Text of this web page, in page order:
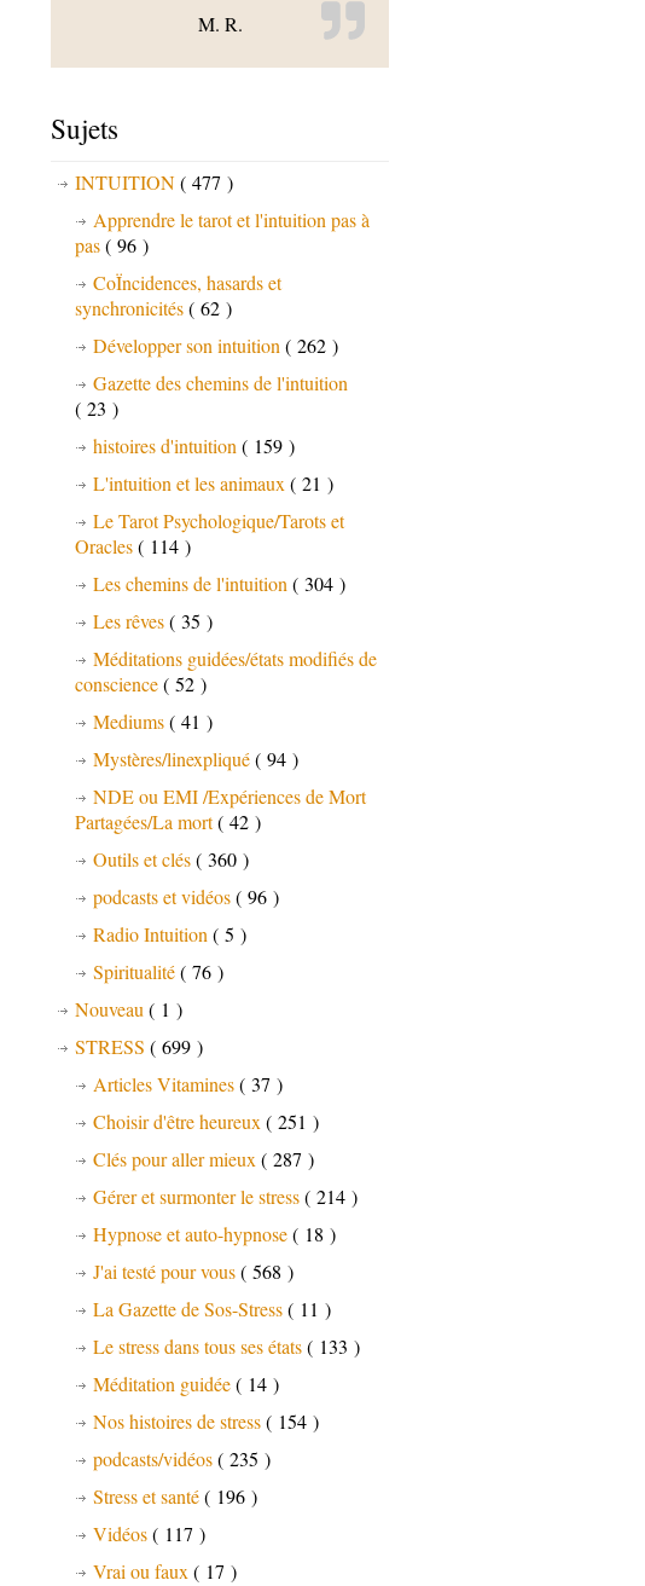
M. R.
Sujets
INTUITION( 477 )
Apprendre le tarot et l'intuition pas à
pas( 96 )
CoÏncidences, hasards et
synchronicités( 62 )
Développer son intuition ( 262 )
Gazette des chemins de l'intuition
( 23 )
histoires d'intuition ( 159 )
L'intuition et les animaux ( 21 )
Le Tarot Psychologique/Tarots et
Oracles( 114 )
Les chemins de l'intuition ( 304 )
Les rêves( 35 )
Méditations guidées/états modifiés de
conscience( 52 )
Mediums( 41 )
Mystères/linexpliqué( 94 )
NDE ou EMI /Expériences de Mort
Partagées/La mort( 42 )
Outils et clés( 360 )
podcasts et vidéos( 96 )
Radio Intuition ( 5 )
Spiritualité( 76 )
Nouveau ( 1 )
STRESS ( 699 )
Articles Vitamines( 37 )
Choisir d'être heureux ( 251 )
Clés pour aller mieux ( 287 )
Gérer et surmonter le stress( 214 )
Hypnose et auto-hypnose( 18 )
J'ai testé pour vous( 568 )
La Gazette de Sos-Stress( 11 )
Le stress dans tous ses états( 133 )
Méditation guidée( 14 )
Nos histoires de stress( 154 )
podcasts/vidéos( 235 )
Stress et santé( 196 )
Vidéos( 117 )
Vrai ou faux ( 17 )